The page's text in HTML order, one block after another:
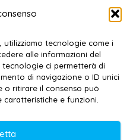
utilizziamo tecnologie come i
alle informazioni del
tecnologie ci permetterà di
di navigazione o ID unici
o ritirare il consenso può
e funzioni.